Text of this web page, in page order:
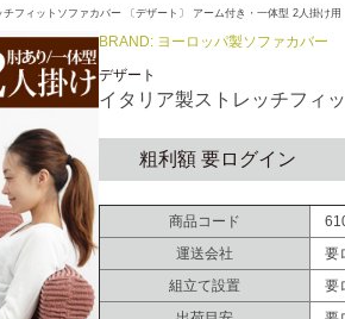
チフィットソファカバー 〔デザート〕 アーム付き・一体型 2人掛け用
BRAND: ヨーロッパ製ソファカバー
デザート
イタリア製ストレッチフィ
粗利額 要ログイン
商品コード
運送会社
要
組立て設置
要